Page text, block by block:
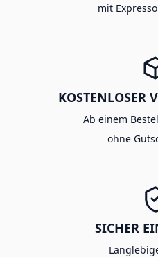
mit
KOSTENLOSER
Ab einem
ohne
SICHER